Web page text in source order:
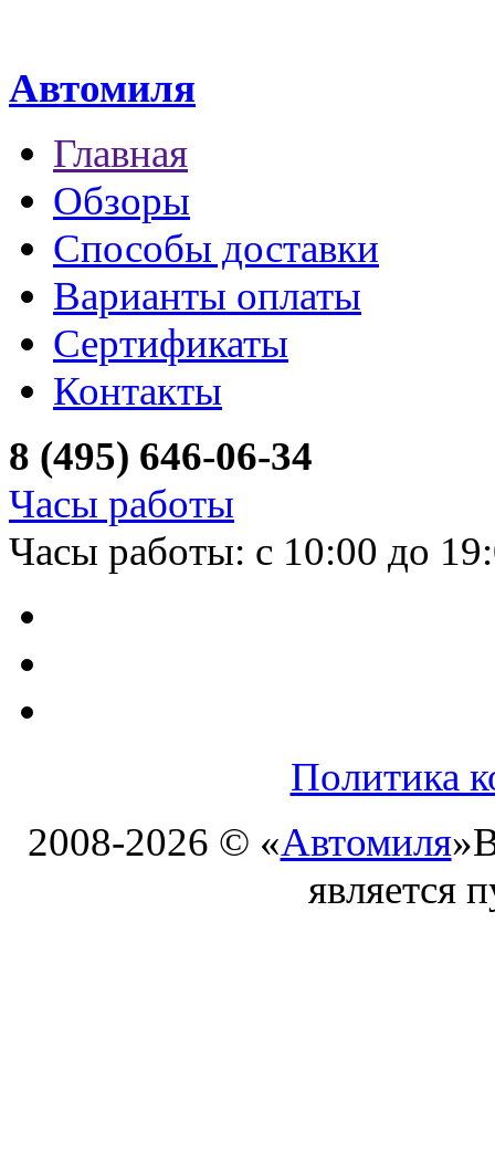
Автомиля
Главная
Обзоры
Способы доставки
Варианты оплаты
Сертификаты
Контакты
8 (495) 646-06-34
Часы работы
Часы работы: с 10:00 до
Политика
2008-2026 © «Автомиля»
является